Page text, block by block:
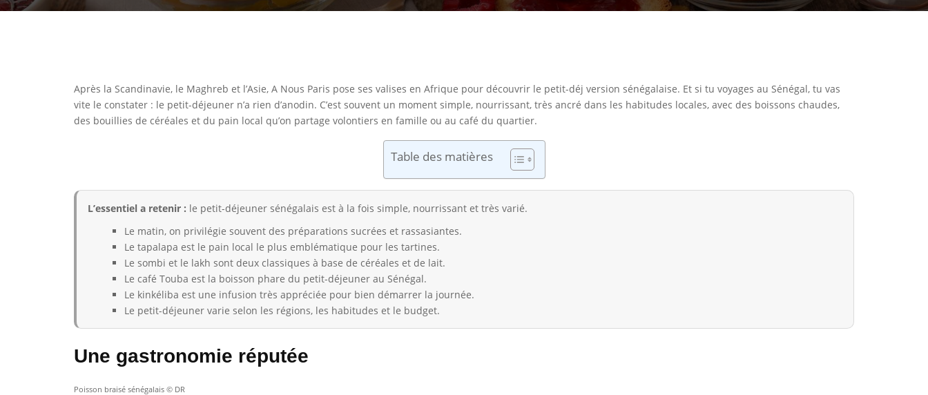
Après la Scandinavie, le Maghreb et l’Asie, A Nous Paris pose ses valises en Afrique pour découvrir le petit-déj version sénégalaise. Et si tu voyages au Sénégal, tu vas
vite le constater : le petit-déjeuner n’a rien d’anodin. C’est souvent un moment simple, nourrissant, très ancré dans les habitudes locales, avec des boissons chaudes,
des bouillies de céréales et du pain local qu’on partage volontiers en famille ou au café du quartier.
Table des matières
L’essentiel a retenir : le petit-déjeuner sénégalais est à la fois simple, nourrissant et très varié.
Le matin, on privilégie souvent des préparations sucrées et rassasiantes.
Le tapalapa est le pain local le plus emblématique pour les tartines.
Le sombi et le lakh sont deux classiques à base de céréales et de lait.
Le café Touba est la boisson phare du petit-déjeuner au Sénégal.
Le kinkéliba est une infusion très appréciée pour bien démarrer la journée.
Le petit-déjeuner varie selon les régions, les habitudes et le budget.
Une gastronomie réputée
Poisson braisé sénégalais © DR